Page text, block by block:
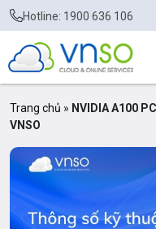
Hotline: 1900 636 106
Trang chủ » NVIDIA A100
VNSO